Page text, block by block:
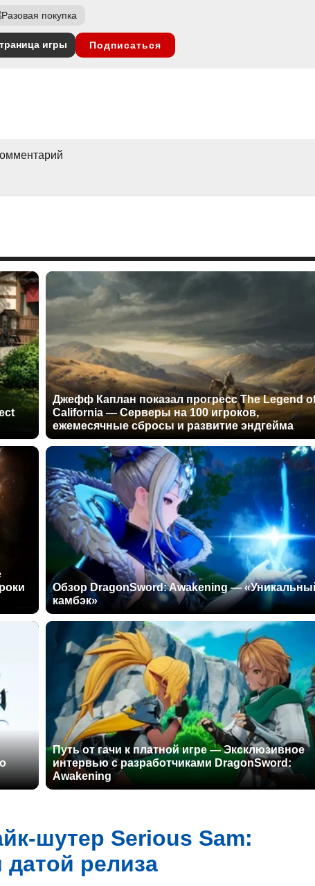
Разовая покупка
игры Подписаться
Джефф Каплан показал прогресс The Legend
California — Серверы на 100 игроков,
ежемесячные сбросы и развитие эндгейма
Обзор DragonSword: Awakening —
камбэк»
Путь от гачи к платной игре — Эксклюзивное
интервью с разработчиками DragonSword:
Awakening
шутер Serious Sam:
датой релиза